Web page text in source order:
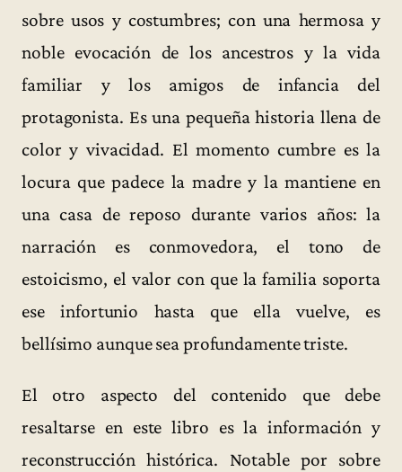
sobre usos y costumbres; con una hermosa y
noble evocación de los ancestros y la vida
familiar y los amigos de infancia del
protagonista. Es una pequeña historia llena de
color y vivacidad. El momento cumbre es la
locura que padece la madre y la mantiene en
una casa de reposo durante varios años: la
narración es conmovedora, el tono de
estoicismo, el valor con que la familia soporta
ese infortunio hasta que ella vuelve, es
bellísimo aunque sea profundamente triste.
El otro aspecto del contenido que debe
resaltarse en este libro es la información y
reconstrucción histórica. Notable por sobre